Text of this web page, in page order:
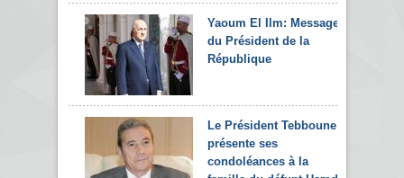
Yaoum El Ilm: Message
du Président de la
République
Le Président Tebboune
présente ses
condoléances à la